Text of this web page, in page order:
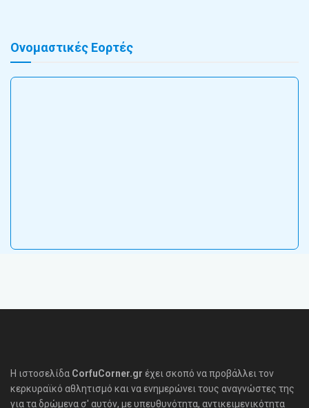
Ονομαστικές Εορτές
Η ιστοσελίδα CorfuCorner.gr έχει σκοπό να προβάλλει τον
κερκυραϊκό αθλητισμό και να ενημερώνει τους αναγνώστες της
για τα δρώμενα σ' αυτόν, με υπευθυνότητα, αντικειμενικότητα